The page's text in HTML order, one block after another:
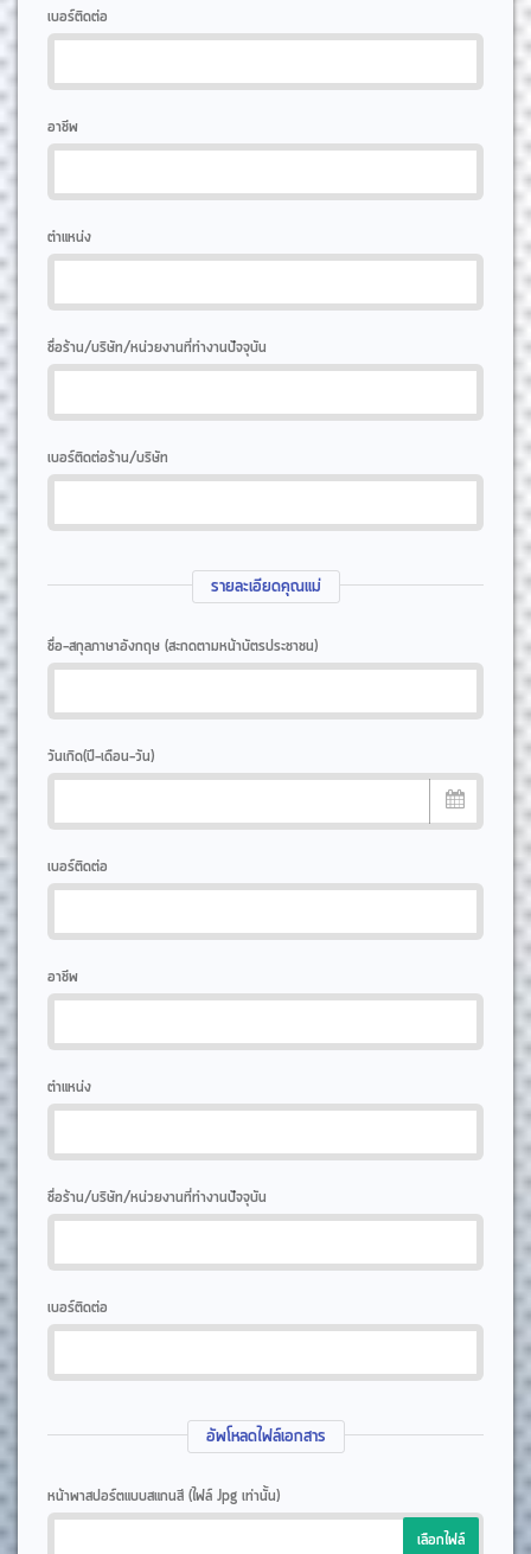
เบอร์ติดต่อ
อาชีพ
ตำแหน่ง
ชื่อร้าน/บริษัท/หน่วยงานที่ทำงานปัจจุบัน
เบอร์ติดต่อร้าน/บริษัท
รายละเอียดคุณแม่
ชื่อ-สกุลภาษาอังกฤษ (สะกดตามหน้าบัตรประชาชน)
วันเกิด(ปี-เดือน-วัน)
เบอร์ติดต่อ
อาชีพ
ตำแหน่ง
ชื่อร้าน/บริษัท/หน่วยงานที่ทำงานปัจจุบัน
เบอร์ติดต่อ
อัพโหลดไฟล์เอกสาร
หน้าพาสปอร์ตแบบสแกนสี (ไฟล์ Jpg เท่านั้น)
เลือกไฟล์